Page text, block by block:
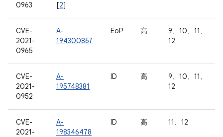
0963
[2]
CVE-
2021-
0965
A-
194300867
EoP 高
9、10、11、
12
CVE-
2021-
0952
A-
195748381
ID 高
9、10、11、
12
CVE-
2021-
A-
198346478
ID 高 11、12